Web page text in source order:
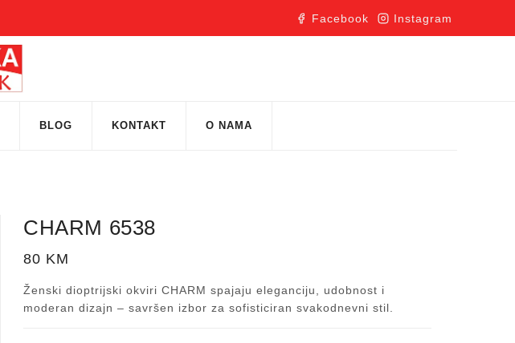
Facebook Instagram
BLOG KONTAKT O NAMA
CHARM 6538
80 KM
Ženski dioptrijski okviri CHARM spajaju eleganciju, udobnost i
moderan dizajn – savršen izbor za sofisticiran svakodnevni stil.